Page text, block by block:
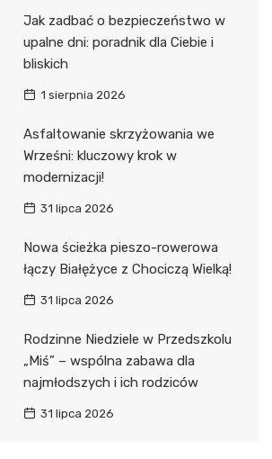
Jak zadbać o bezpieczeństwo w
upalne dni: poradnik dla Ciebie i
bliskich
1 sierpnia 2026
Asfaltowanie skrzyżowania we
Wrześni: kluczowy krok w
modernizacji!
31 lipca 2026
Nowa ścieżka pieszo-rowerowa
łączy Białężyce z Chociczą Wielką!
31 lipca 2026
Rodzinne Niedziele w Przedszkolu
„Miś” – wspólna zabawa dla
najmłodszych i ich rodziców
31 lipca 2026